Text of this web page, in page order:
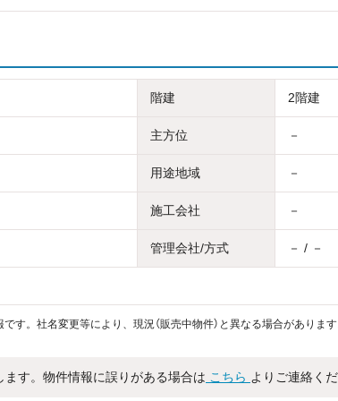
階建 2階建
主方位 －
用途地域 －
施工会社 －
管理会社/方式 － / －
す。社名変更等により、現況（販売中物件）と異なる場合があります
す。物件情報に誤りがある場合は こちら よりご連絡くだ